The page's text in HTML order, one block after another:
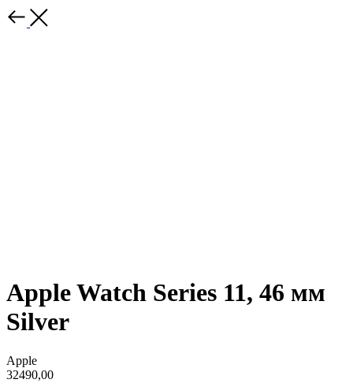
Apple Watch Series 11, 46 мм
Silver
Apple
32490,00